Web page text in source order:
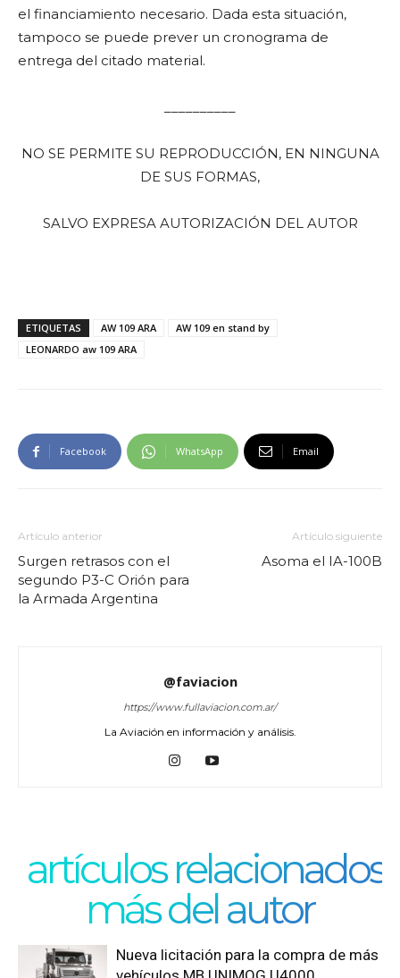
el financiamiento necesario. Dada esta situación,
tampoco se puede prever un cronograma de
entrega del citado material.
NO SE PERMITE SU REPRODUCCIÓN, EN NINGUNA
DE SUS FORMAS,
SALVO EXPRESA AUTORIZACIÓN DEL AUTOR
ETIQUETAS AW 109 ARA
AW 109 en stand by
LEONARDO aw 109 ARA
Facebook WhatsApp Email
Artículo anterior
Surgen retrasos con el
segundo P3-C Orión para
la Armada Argentina
Artículo siguiente
Asoma el IA-100B
@faviacion
https://www.fullaviacion.com.ar/
La Aviación en información y análisis.
artículos relacionados
más del autor
Nueva licitación para la compra de más